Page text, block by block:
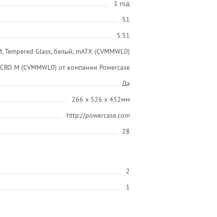
1 год
51
5.51
Tempered Glass, белый, mATX (CVMMWL0)
M (CVMMWL0) от компании Powercase
Да
266 x 526 x 452мм
http://powercase.com
28
2
1